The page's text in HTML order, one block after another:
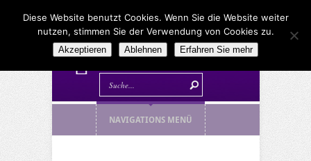
NAVIGATIONS MENÜ
Diese Website benutzt Cookies. Wenn Sie die Website weiter
nutzen, stimmen Sie der Verwendung von Cookies zu.
Akzeptieren Ablehnen Erfahren Sie mehr